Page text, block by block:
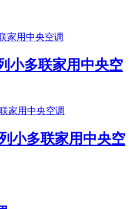
小多联家用中央空
小多联家用中央空